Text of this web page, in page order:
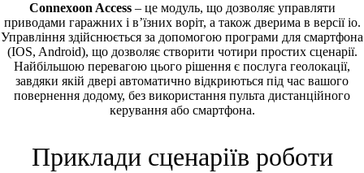
Connexoon Access– це модуль, що дозволяє управляти
приводами гаражних і в’їзних воріт, а також дверима в версії io.
Управління здійснюється за допомогою програми для смартфона
(IOS, Android), що дозволяє створити чотири простих сценарії.
Найбільшою перевагою цього рішення є послуга геолокації,
завдяки якій двері автоматично відкриються під час вашого
повернення додому, без використання пульта дистанційного
керування або смартфона.
Приклади сценаріїв роботи